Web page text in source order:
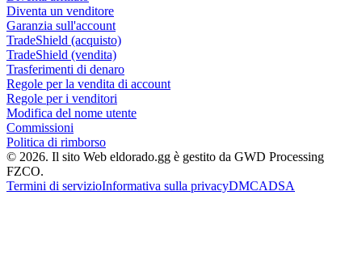
Diventa un venditore
Garanzia sull'account
TradeShield (acquisto)
TradeShield (vendita)
Trasferimenti di denaro
Regole per la vendita di account
Regole per i venditori
Modifica del nome utente
Commissioni
Politica di rimborso
© 2026. Il sito Web eldorado.gg è gestito da GWD Processing
FZCO.
Termini di servizioInformativa sulla privacyDMCADSA